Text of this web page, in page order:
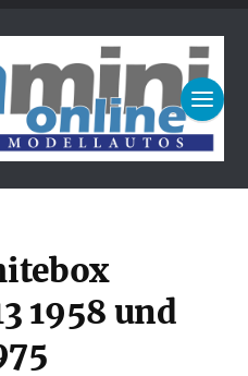
1958 und